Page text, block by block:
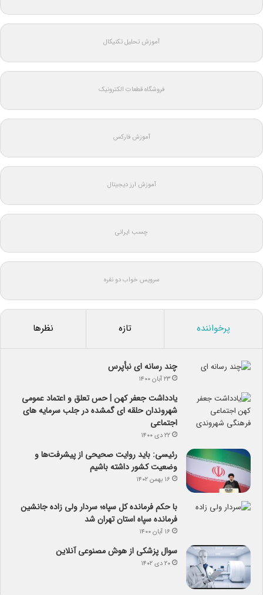
آموزش تحلیل تکنیکال
فروشگاه قطعات الکترونیک
آموزش فارکس
آموزش ارز دیجیتال
چسب ایرانی
سرویس خواب دو نفره
پرخواننده تازه نظرها
چند رسانه ای نبأپرس
۲۳ آبان ۱۴۰۰
یادداشت جعفر کهن | حس تعلق و اعتماد عمومی
شهروندان حلقه ای گمشده در جلب سرمایه های
اجتماعی
۲۲ دی ۱۴۰۰
رئیسی: باید روایت صحیحی از پیشرفت‌ها و
وضعیت کشور داشته باشیم
۱۶ بهمن ۱۴۰۲
با حکم فرمانده کل سپاه؛ سردار ولی زاده جانشین
فرمانده سپاه استان تهران شد
۱۶ آبان ۱۴۰۰
سوال پزشکی از هوش مصنوعی آنلاین
۲۰ دی ۱۴۰۲